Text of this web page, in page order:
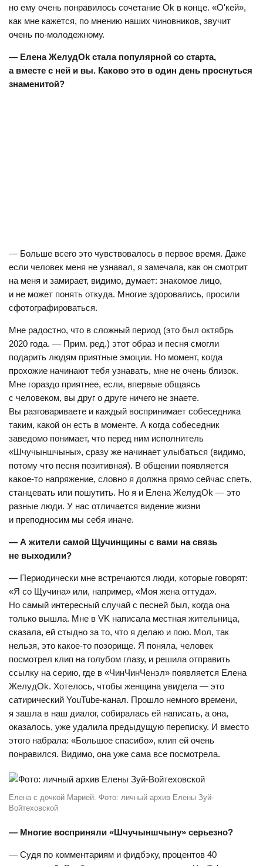
но ему очень понравилось сочетание Оk в конце. «О'кей»,
как мне кажется, по мнению наших чиновников, звучит
очень по-молодежному.
— Елена ЖелудОk стала популярной со старта,
а вместе с ней и вы. Каково это в один день проснуться
знаменитой?
— Больше всего это чувствовалось в первое время. Даже
если человек меня не узнавал, я замечала, как он смотрит
на меня и замирает, видимо, думает: знакомое лицо,
и не может понять откуда. Многие здоровались, просили
сфотографироваться.
Мне радостно, что в сложный период (это был октябрь
2020 года. — Прим. ред.) этот образ и песня смогли
подарить людям приятные эмоции. Но момент, когда
прохожие начинают тебя узнавать, мне не очень близок.
Мне гораздо приятнее, если, впервые общаясь
с человеком, вы друг о друге ничего не знаете.
Вы разговариваете и каждый воспринимает собеседника
таким, какой он есть в моменте. А когда собеседник
заведомо понимает, что перед ним исполнитель
«Шчучыншчыны», сразу же начинает улыбаться (видимо,
потому что песня позитивная). В общении появляется
какое-то напряжение, словно я должна прямо сейчас спеть,
станцевать или пошутить. Но я и Елена ЖелудОk — это
разные люди. У нас отличается видение жизни
и преподносим мы себя иначе.
— А жители самой Щучинщины с вами на связь
не выходили?
— Периодически мне встречаются люди, которые говорят:
«Я со Щучина» или, например, «Моя жена оттуда».
Но самый интересный случай с песней был, когда она
только вышла. Мне в VK написала местная жительница,
сказала, ей стыдно за то, что я делаю и пою. Мол, так
нельзя, это какое-то позорище. Я поняла, человек
посмотрел клип на голубом глазу, и решила отправить
ссылку на серию, где в «ЧинЧинЧенэл» появляется Елена
ЖелудOk. Хотелось, чтобы женщина увидела — это
сатирический YouTube-канал. Прошло немного времени,
я зашла в наш диалог, собиралась ей написать, а она,
оказалось, уже удалила предыдущую переписку. И вместо
этого набрала: «Большое спасибо», клип ей очень
понравился. Видимо, она уже сама все посмотрела.
Елена с дочкой Марией. Фото: личный архив Елены Зуй-
Войтеховской
— Многие восприняли «Шчучыншчыну» серьезно?
— Судя по комментариям и фидбэку, процентов 40